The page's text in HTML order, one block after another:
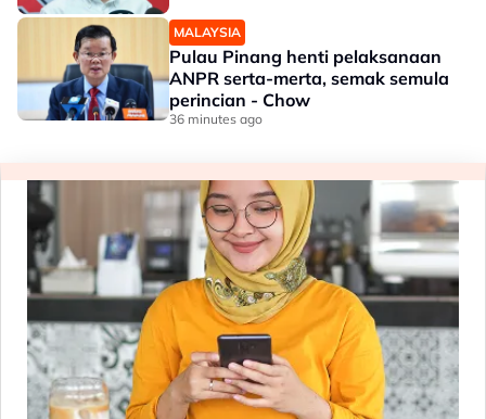
MALAYSIA
Pulau Pinang henti pelaksanaan
ANPR serta-merta, semak semula
perincian - Chow
36 minutes ago